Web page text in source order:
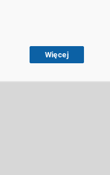
konferencyjne
Więcej